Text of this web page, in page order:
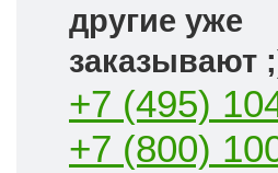
другие уже
заказывают
+7 (495)
+7 (800)